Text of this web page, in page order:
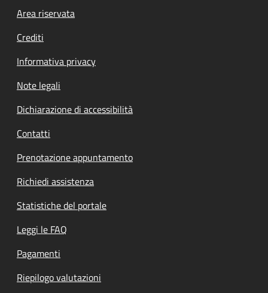
Footer menu
Area riservata
Crediti
Informativa privacy
Note legali
Dichiarazione di accessibilità
Contatti
Prenotazione appuntamento
Richiedi assistenza
Statistiche del portale
Leggi le FAQ
Pagamenti
Riepilogo valutazioni